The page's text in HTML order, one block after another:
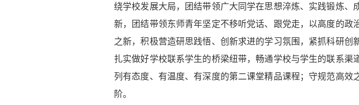
绕学校发展大局，团结带领广大同学在思想淬炼、实践锻炼
新，团结带领东师青年坚定不移听党话、跟党走，以高度的
之新，积极营造研思践悟、创新求进的学习氛围，紧抓科研创
扎实做好学校联系学生的桥梁纽带，畅通学校与学生的联系
列有态度、有温度、有深度的第二课堂精品课程；守规范高
阶。